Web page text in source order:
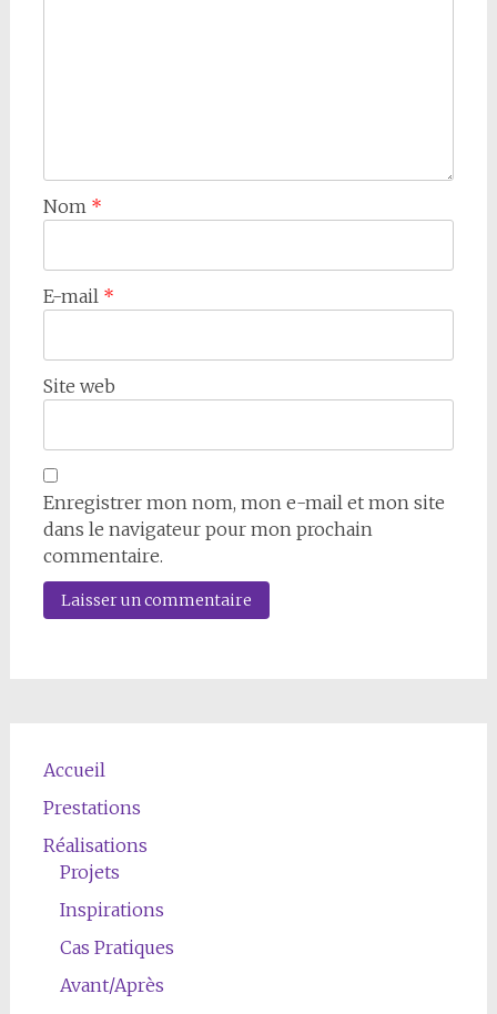
Nom *
E-mail *
Site web
Enregistrer mon nom, mon e-mail et mon site
dans le navigateur pour mon prochain
commentaire.
Accueil
Prestations
Réalisations
Projets
Inspirations
Cas Pratiques
Avant/Après